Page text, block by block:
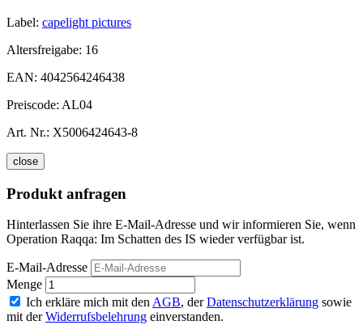
Label: capelight pictures
Altersfreigabe: 16
EAN: 4042564246438
Preiscode: AL04
Art. Nr.: X5006424643-8
close
Produkt anfragen
Hinterlassen Sie ihre E-Mail-Adresse und wir informieren Sie, wenn
Operation Raqqa: Im Schatten des IS wieder verfügbar ist.
E-Mail-Adresse
Menge
Ich erkläre mich mit den AGB, derDatenschutzerklärung sowie
mit derWiderrufsbelehrung einverstanden.